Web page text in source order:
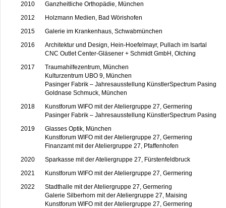
2010
Ganzheitliche Orthopädie, München
2012
Holzmann Medien, Bad Wörishofen
2015
Galerie im Krankenhaus, Schwabmünchen
2016
Architektur und Design, Hein-Hoefelmayr, Pullach im Isartal
CNC Outlet Center-Gläsener + Schmidt GmbH, Olching
2017
Traumahilfezentrum, München
Kulturzentrum UBO 9, München
Pasinger Fabrik – Jahresausstellung KünstlerSpectrum Pasing
Goldnase Schmuck, München
2018
Kunstforum WIFO mit der Ateliergruppe 27, Germering
Pasinger Fabrik – Jahresausstellung KünstlerSpectrum Pasing
2019
Glasses Optik, München
Kunstforum WIFO mit der Ateliergruppe 27, Germering
Finanzamt mit der Ateliergruppe 27, Pfaffenhofen
2020
Sparkasse mit der Ateliergruppe 27, Fürstenfeldbruck
2021
Kunstforum WIFO mit der Ateliergruppe 27, Germering
2022
Stadthalle mit der Ateliergruppe 27, Germering
Galerie Silberhorn mit der Ateliergruppe 27, Maising
Kunstforum WIFO mit der Ateliergruppe 27, Germering